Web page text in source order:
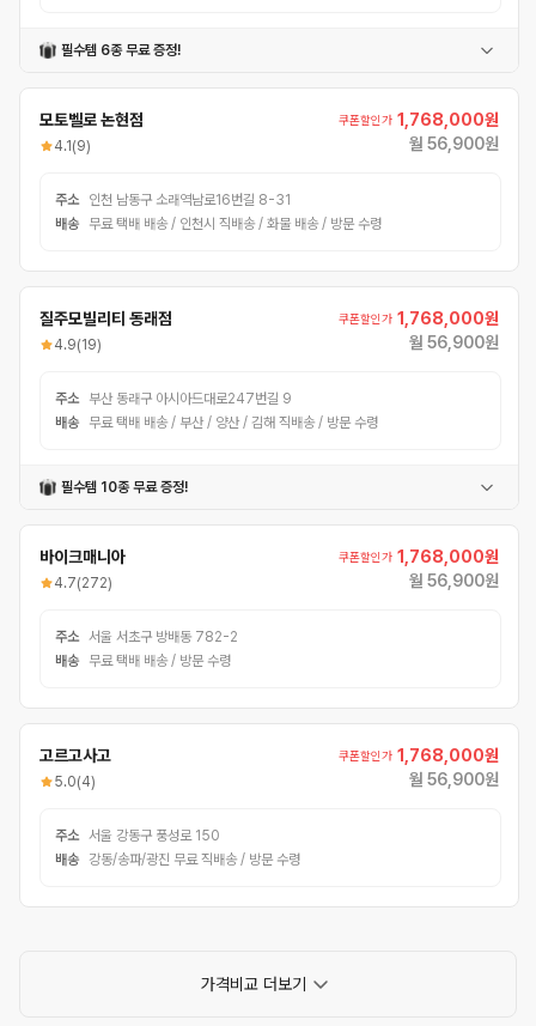
필수템 6종 무료 증정!
모토벨로 논현점
4.1 (9)
쿠폰할인가 1,768,000원
월 56,900원
주소
인천 남동구 소래역남로16번길 8-31
배송
무료 택배 배송 / 인천시 직배송 / 화물 배송 / 방문 수령
질주모빌리티 동래점
4.9(19)
쿠폰할인가 1,768,000원
월 56,900원
주소
부산 동래구 아시아드대로247번길 9
배송
무료 택배 배송 / 부산 / 양산 / 김해 직배송 / 방문 수령
필수템 10종 무료 증정!
충전식후미등
바이크매니아
4.7(272)
쿠폰할인가 1,768,000원
월 56,900원
주소 서울 서초구 방배동 782-2
배송
무료 택배 배송 / 방문 수령
고르고사고
5.0(4)
쿠폰할인가 1,768,000원
월 56,900원
주소 서울 강동구 풍성로 150
배송
강동/송파/광진 무료 직배송 / 방문 수령
가격비교 더보기